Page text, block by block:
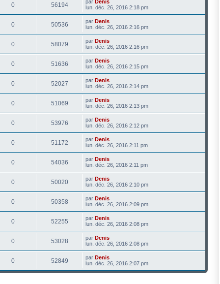
0 56194 par Denis
lun. déc. 26, 2016 2:18 pm
0 50536 par Denis
lun. déc. 26, 2016 2:16 pm
0 58079 par Denis
lun. déc. 26, 2016 2:16 pm
0 51636 par Denis
lun. déc. 26, 2016 2:15 pm
0 52027 par Denis
lun. déc. 26, 2016 2:14 pm
0 51069 par Denis
lun. déc. 26, 2016 2:13 pm
0 53976 par Denis
lun. déc. 26, 2016 2:12 pm
0 51172 par Denis
lun. déc. 26, 2016 2:11 pm
0 54036 par Denis
lun. déc. 26, 2016 2:11 pm
0 50020 par Denis
lun. déc. 26, 2016 2:10 pm
0 50358 par Denis
lun. déc. 26, 2016 2:09 pm
0 52255 par Denis
lun. déc. 26, 2016 2:08 pm
0 53028 par Denis
lun. déc. 26, 2016 2:08 pm
0 52849 par Denis
lun. déc. 26, 2016 2:07 pm